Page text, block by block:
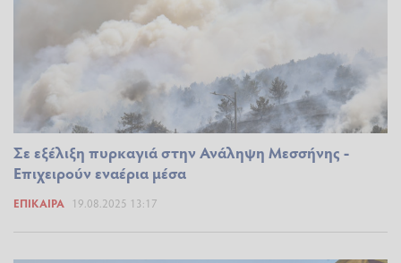
Σε εξέλιξη πυρκαγιά στην Ανάληψη Μεσσήνης -
Επιχειρούν εναέρια μέσα
ΕΠΊΚΑΙΡΑ 19.08.2025 13:17